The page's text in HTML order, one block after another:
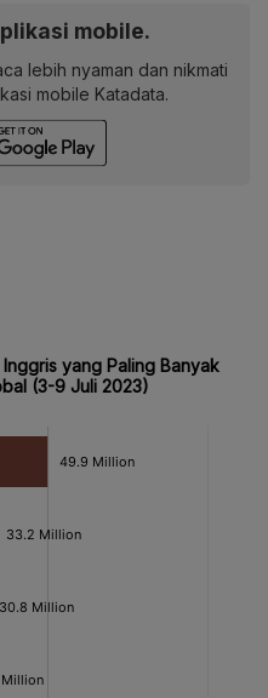
mobile.
lebih nyaman dan nikmati
mobile Katadata.